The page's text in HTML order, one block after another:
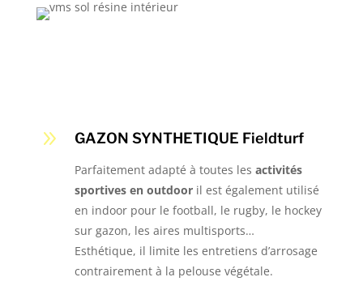
9 GAZON SYNTHETIQUE Fieldturf
Parfaitement adapté à toutes les activités
sportives en outdooril est également utilisé
en indoor pour le football, le rugby, le hockey
sur gazon, les aires multisports…
Esthétique, il limite les entretiens d’arrosage
contrairement à la pelouse végétale.